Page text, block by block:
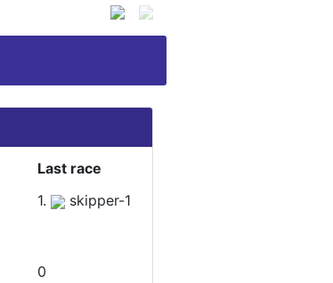
Last race
1.
skipper-1
0